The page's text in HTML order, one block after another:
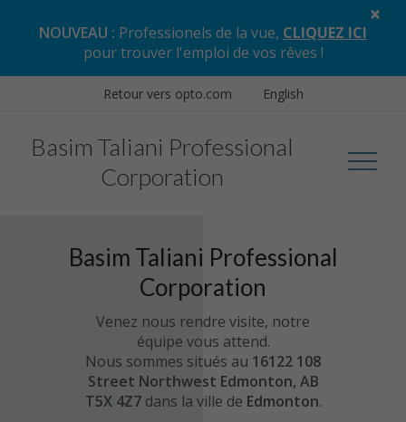
NOUVEAU : Professionels de la vue, CLIQUEZ ICI
pour trouver l'emploi de vos rêves !
×
Retour vers opto.com English
Basim Taliani Professional
Corporation
Basim Taliani Professional
Corporation
Venez nous rendre visite, notre
équipe vous attend.
Nous sommes situés au 16122 108
Street Northwest Edmonton, AB
T5X 4Z7 dans la ville de Edmonton.